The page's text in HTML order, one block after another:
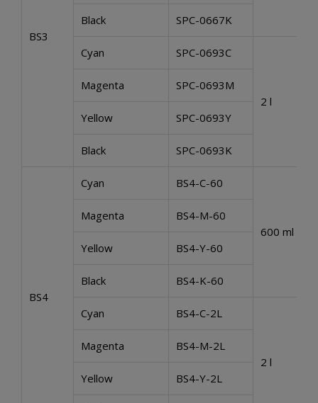
BS3
Black SPC-0667K
Cyan SPC-0693C
2 l
Magenta SPC-0693M
Yellow SPC-0693Y
Black SPC-0693K
BS4
Cyan BS4-C-60
600 ml
Magenta BS4-M-60
Yellow BS4-Y-60
Black BS4-K-60
Cyan BS4-C-2L
2 l
Magenta BS4-M-2L
Yellow BS4-Y-2L